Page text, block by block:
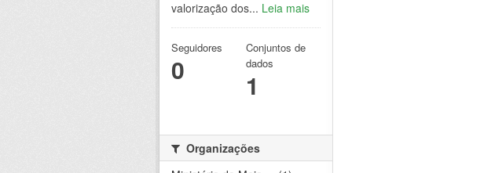
valorização dos... Leia mais
Seguidores
0
Conjuntos de
dados
1
Organizações